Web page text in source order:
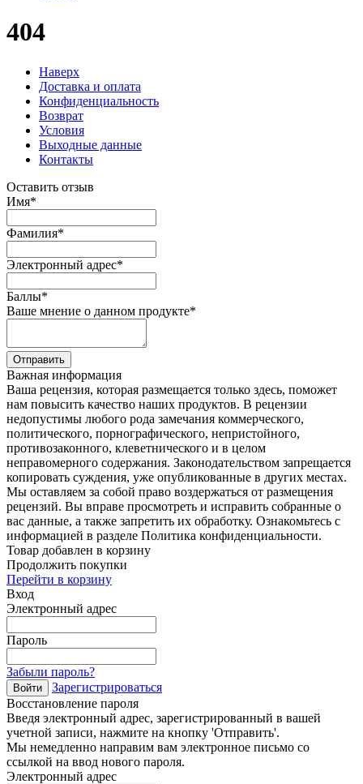
404
Наверх
Доставка и оплата
Конфиденциальность
Возврат
Условия
Выходные данные
Контакты
Оставить отзыв
Имя*
Фамилия*
Электронный адрес*
Баллы*
Ваше мнение о данном продукте*
Отправить
Важная информация
Ваша рецензия, которая размещается только здесь, поможет
нам повысить качество наших продуктов. В рецензии
недопустимы любого рода замечания коммерческого,
политического, порнографического, непристойного,
противозаконного, клеветнического и в целом
неправомерного содержания. Законодательством запрещается
копировать суждения, уже опубликованные в других местах.
Мы оставляем за собой право воздержаться от размещения
рецензий. Вы вправе просмотреть и исправить собранные о
вас данные, а также запретить их обработку. Ознакомьтесь с
информацией в разделе Политика конфиденциальности.
Товар добавлен в корзину
Продолжить покупки
Перейти в корзину
Вход
Электронный адрес
Пароль
Забыли пароль?
Войти
Зарегистрироваться
Восстановление пароля
Введя электронный адрес, зарегистрированный в вашей
учетной записи, нажмите на кнопку 'Отправить'.
Мы немедленно направим вам электронное письмо со
ссылкой на ввод нового пароля.
Электронный адрес